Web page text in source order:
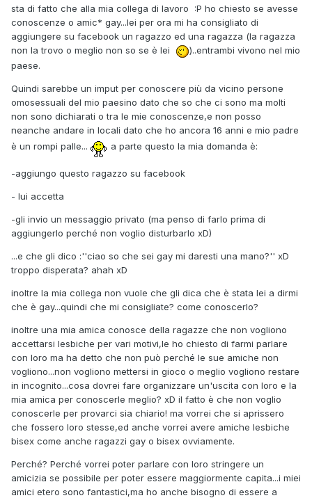
sta di fatto che alla mia collega di lavoro :P ho chiesto se avesse
conoscenze o amic* gay...lei per ora mi ha consigliato di
aggiungere su facebook un ragazzo ed una ragazza (la ragazza
non la trovo o meglio non so se è lei
)..entrambi vivono nel mio
paese.
Quindi sarebbe un imput per conoscere più da vicino persone
omosessuali del mio paesino dato che so che ci sono ma molti
non sono dichiarati o tra le mie conoscenze,e non posso
neanche andare in locali dato che ho ancora 16 anni e mio padre
è un rompi palle...
a parte questo la mia domanda è:
-aggiungo questo ragazzo su facebook
- lui accetta
-gli invio un messaggio privato (ma penso di farlo prima di
aggiungerlo perché non voglio disturbarlo xD)
...e che gli dico :''ciao so che sei gay mi daresti una mano?'' xD
troppo disperata? ahah xD
inoltre la mia collega non vuole che gli dica che è stata lei a dirmi
che è gay...quindi che mi consigliate? come conoscerlo?
inoltre una mia amica conosce della ragazze che non vogliono
accettarsi lesbiche per vari motivi,le ho chiesto di farmi parlare
con loro ma ha detto che non può perché le sue amiche non
vogliono...non vogliono mettersi in gioco o meglio vogliono restare
in incognito...cosa dovrei fare organizzare un'uscita con loro e la
mia amica per conoscerle meglio? xD il fatto è che non voglio
conoscerle per provarci sia chiario! ma vorrei che si aprissero
che fossero loro stesse,ed anche vorrei avere amiche lesbiche
bisex come anche ragazzi gay o bisex ovviamente.
Perché? Perché vorrei poter parlare con loro stringere un
amicizia se possibile per poter essere maggiormente capita...i miei
amici etero sono fantastici,ma ho anche bisogno di essere a